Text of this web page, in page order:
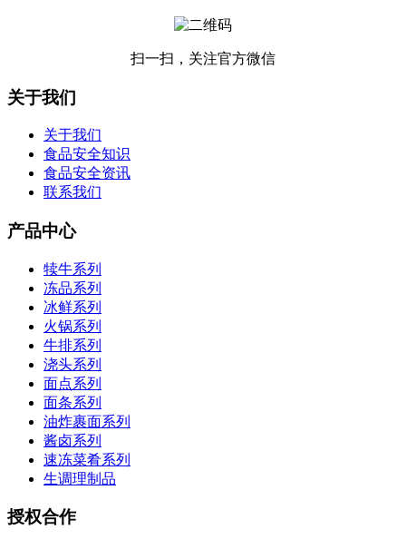
扫一扫，关注官方微信
关于我们
关于我们
食品安全知识
食品安全资讯
联系我们
产品中心
犊牛系列
冻品系列
冰鲜系列
火锅系列
牛排系列
浇头系列
面点系列
面条系列
油炸裹面系列
酱卤系列
速冻菜肴系列
生调理制品
授权合作